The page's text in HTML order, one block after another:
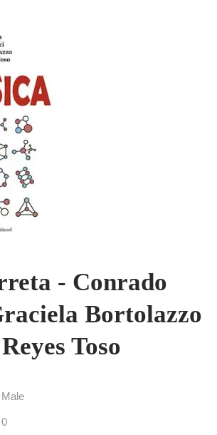
- Conrado
Bortolazzo
Toso
Male
0